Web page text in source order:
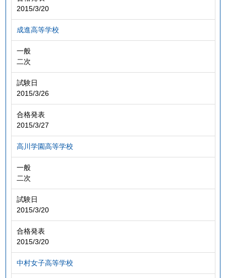
2015/3/20
成進高等学校
一般
二次
試験日
2015/3/26
合格発表
2015/3/27
高川学園高等学校
一般
二次
試験日
2015/3/20
合格発表
2015/3/20
中村女子高等学校